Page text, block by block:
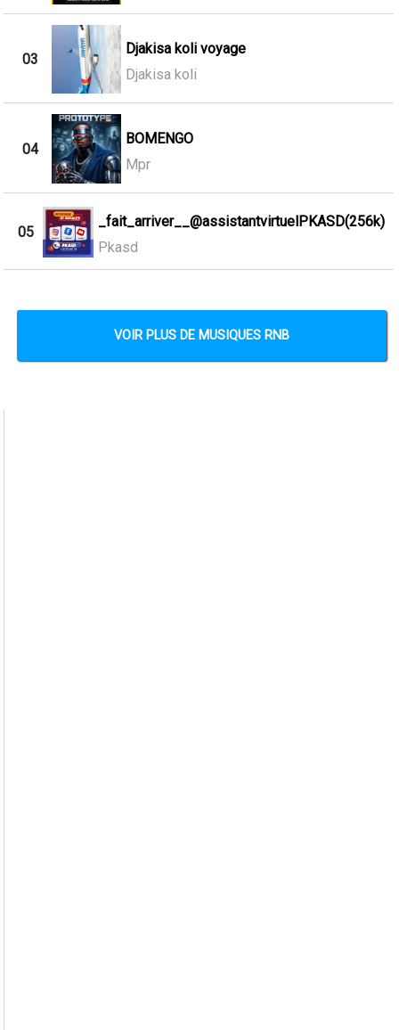
03
Djakisa koli voyage
Djakisa koli
04
BOMENGO
Mpr
05
_fait_arriver__@assistantvirtuelPKASD(256k)
Pkasd
VOIR PLUS DE MUSIQUES RNB